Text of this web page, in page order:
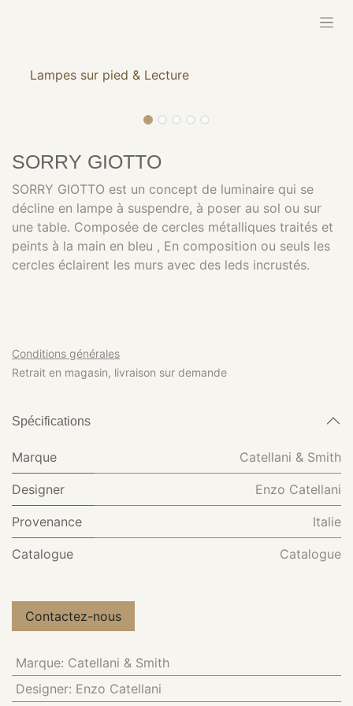
Lampes sur pied & Lecture
SORRY GIOTTO
SORRY GIOTTO est un concept de luminaire qui se
décline en lampe à suspendre, à poser au sol ou sur
une table. Composée de cercles métalliques traités et
peints à la main en bleu , En composition ou seuls les
cercles éclairent les murs avec des leds incrustés.
Conditions générales
Retrait en magasin, livraison sur demande
Spécifications
Marque Catellani & Smith
Designer Enzo Catellani
Provenance Italie
Catalogue Catalogue
Contactez-nous
Marque: Catellani & Smith
Designer: Enzo Catellani